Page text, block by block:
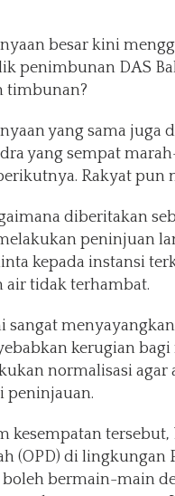
besar kini
penimbunan DAS
timbunan?
yang sama juga
yang sempat
Rakyat pun
diberitakan
peninjuan
kepada instansi
air tidak terhambat.
sangat
kerugian bagi
normalisasi agar
peninjauan.
kesempatan
(OPD) di lingkungan
bermain-main
Gelar
Di